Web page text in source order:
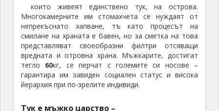
които живеят единствено тук, на острова.
Многокамерните им стомахчета се нуждаят от
непрекъснато хапване, тъ като процесът на
смилане на храната е бавен, но за сметка на това
представляват своеобразни филтри отсяващи
вредната и отровна храна. Мъжкарите, достигат
тегло 60кг, се перчат с големите си носове –
гарантира им завиден социален статус и висока
йерархия при по-зрелите индивиди.
Тук е мъжко царство –